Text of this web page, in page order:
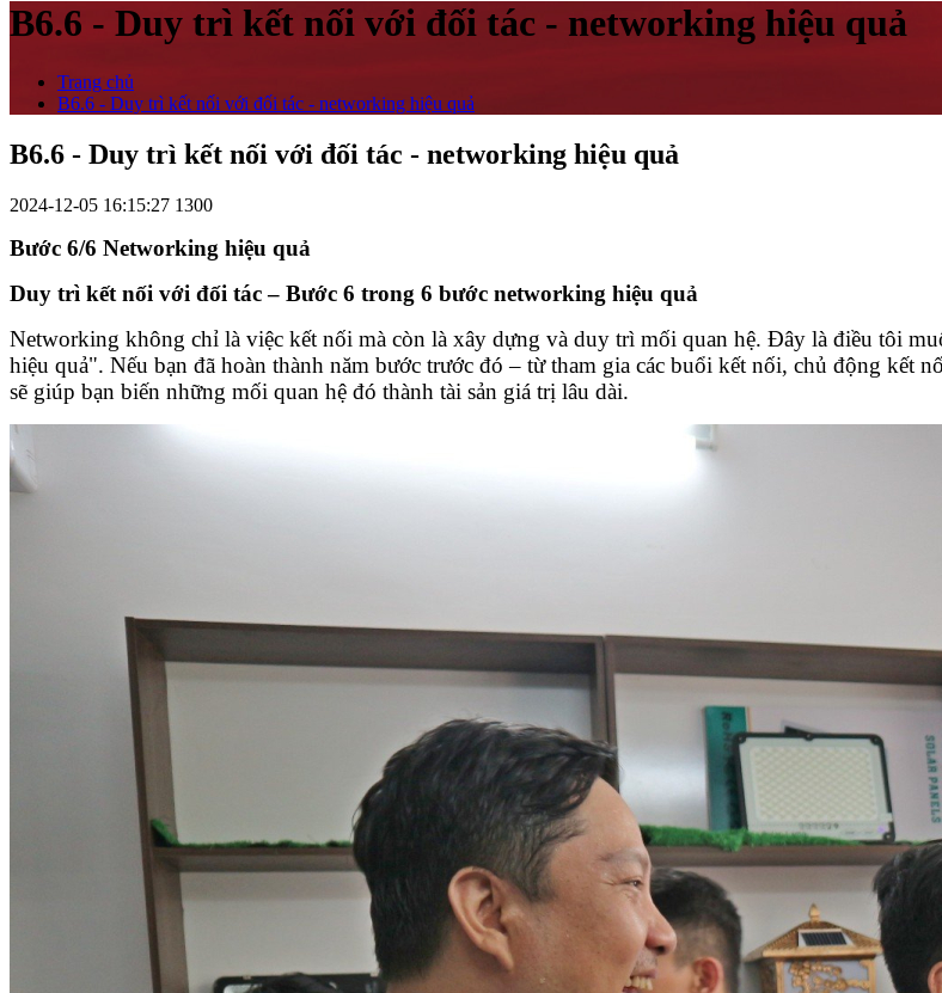
B6.6 - Duy trì kết nối với đối tác - networking hiệu quả
Trang chủ
B6.6 - Duy trì kết nối với đối tác - networking hiệu quả
B6.6 - Duy trì kết nối với đối tác - networking hiệu quả
2024-12-05 16:15:27 1300
Bước 6/6 Networking hiệu quả
Duy trì kết nối với đối tác – Bước 6 trong 6 bước networking hiệu quả
Networking không chỉ là việc kết nối mà còn là xây dựng và duy trì mối quan hệ. Đây là điều tôi
hiệu quả". Nếu bạn đã hoàn thành năm bước trước đó – từ tham gia các buổi kết nối, chủ động kết
sẽ giúp bạn biến những mối quan hệ đó thành tài sản giá trị lâu dài.